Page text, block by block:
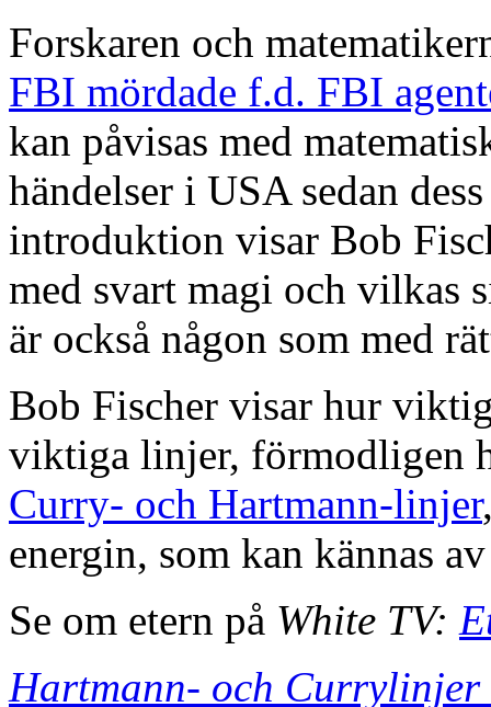
Forskaren och
FBI mördade f.d. FBI
kan påvisas med
händelser i USA sedan
introduktion visar Bob
med svart magi och vilkas
är också någon som med
Bob Fischer visar hur
viktiga linjer, förmodligen
Curry- och Hartmann-linjer
energin, som kan kännas
Se om etern på White TV:
Hartmann- och Currylinjer